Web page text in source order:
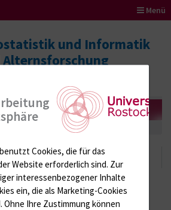
Menü
und Informatik
Alternsforschung
Cookies, die für das
Website erforderlich sind. Zur
interessenbezogener Inhalte
ein, die als Marketing-Cookies
Ohne Ihre Zustimmung können